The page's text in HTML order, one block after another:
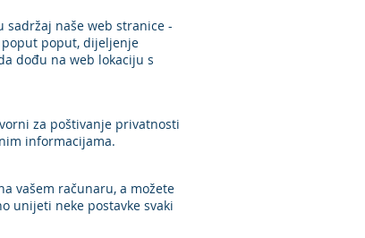
sadržaj naše web stranice -
poput, dijeljenje
dođu na web lokaciju s​
za poštivanje privatnosti
informacijama.
vašem računaru, a možete
unijeti neke postavke svaki